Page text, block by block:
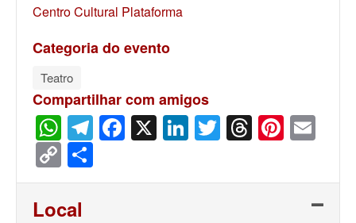
Centro Cultural Plataforma
Categoria do evento
Teatro
Compartilhar com amigos
WhatsApp
Telegram
Facebook
X LinkedIn
Twitter
Threads
Copy
Link
Local